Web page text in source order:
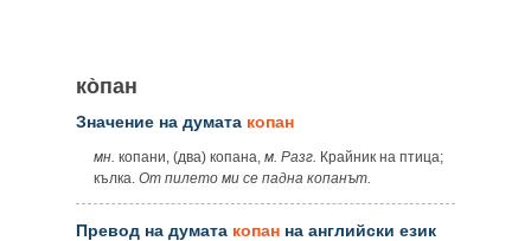
ко̀пан
Значение на думата копан
мн. копани, (два) копана, м. Разг. Крайник на птица;
кълка. От пилето ми се падна копанът.
Превод на думата копан на английски език